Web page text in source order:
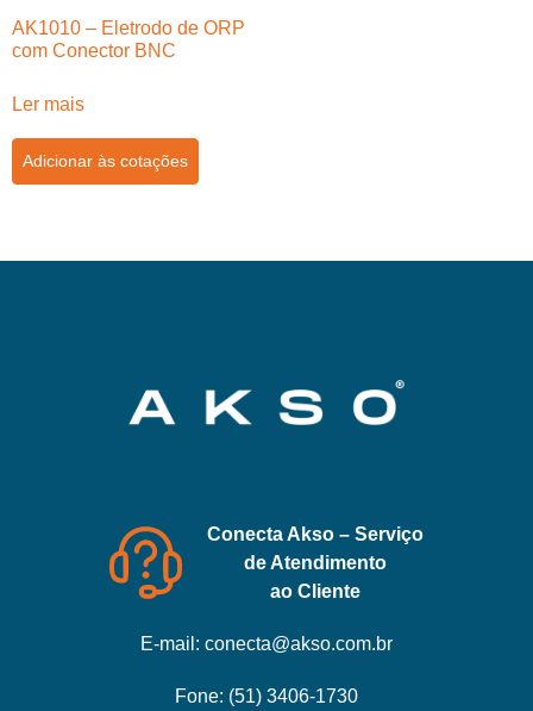
AK1010 – Eletrodo de ORP
com Conector BNC
Ler mais
Adicionar às cotações
Conecta Akso – Serviço
de Atendimento
ao Cliente
E-mail: conecta@akso.com.br
Fone: (51) 3406-1730